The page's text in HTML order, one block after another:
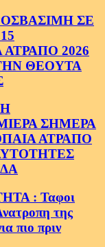
ΣΕ
2026
ΘΕΟΥΤΑ
ΣΗΜΕΡΑ
ΑΤΡΑΠΟ
: Ταφοι
της
πιο πριν